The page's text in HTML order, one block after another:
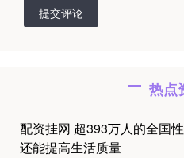
提交评论
热点
配资挂网 超393万人的全国
还能提高生活质量